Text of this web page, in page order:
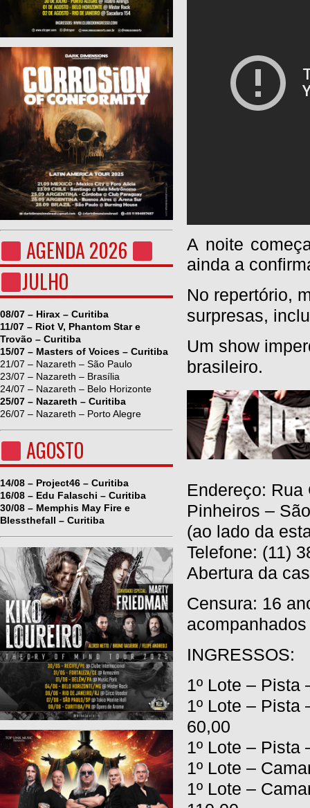
AGENDA 2026
JULHO
08/07 – Hirax – Curitiba
11/07 – Riot V, Phantom Star e
Trovão – Curitiba
15/07 – Masters of Voices – Curitiba
21/07 – Nazareth – São Paulo
23/07 – Nazareth – Brasília
24/07 – Nazareth – Belo Horizonte
25/07 – Nazareth – Curitiba
26/07 – Nazareth – Porto Alegre
AGOSTO
14/08 – Project46 – Curitiba
16/08 – Edu Falaschi – Curitiba
30/08 – Memphis May Fire e
Blessthefall – Curitiba
A noite
ainda a
No repertório,
surpresas,
Um show
brasileiro.
Endereço: Rua
Pinheiros –
(ao lado da
Telefone: (11)
Abertura da
Censura: 16
INGRESSOS:
1º Lote – Pista
1º Lote – Pista
60,00
1º Lote – Pista
1º Lote –
1º Lote –